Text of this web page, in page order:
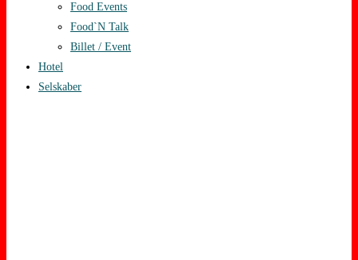
Food Events
Food`N Talk
Billet / Event
Hotel
Selskaber